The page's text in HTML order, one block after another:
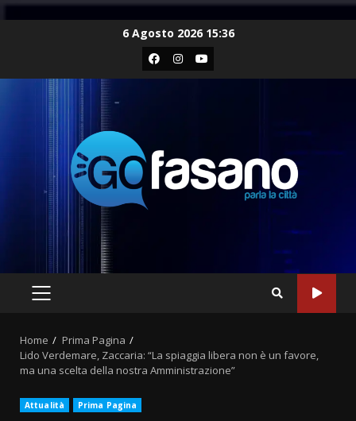
6 Agosto 2026 15:36
Facebook
Instagram
Youtube
PRIMARY
Home
Prima Pagina
Lido Verdemare, Zaccaria: “La spiaggia libera non è un favore,
ma una scelta della nostra Amministrazione”
Attualità Prima Pagina